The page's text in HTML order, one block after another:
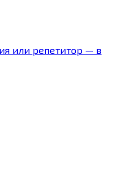
или репетитор — в